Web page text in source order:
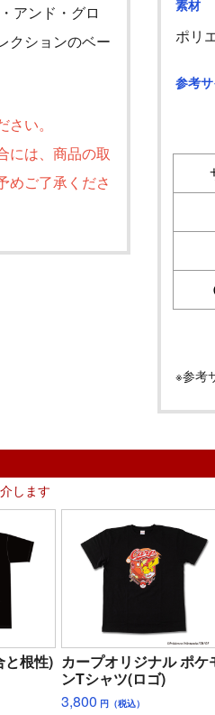
アンド・グロ
クションのベー
い。
には、商品の取
めご了承くださ
素材
ポリ
参考
※参考
します
と根性) カープオリジナル ポケ
ンTシャツ(ロゴ)
3,800 円（税込）